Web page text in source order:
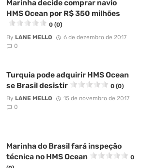
Marinha decide comprar navio
HMS Ocean por R$ 350 milhões
0 (0)
By LANE MELLO
6 de dezembro de 2017
0
Turquia pode adquirir HMS Ocean
se Brasil desistir
0 (0)
By LANE MELLO
15 de novembro de 2017
0
Marinha do Brasil fará inspeção
técnica no HMS Ocean
0